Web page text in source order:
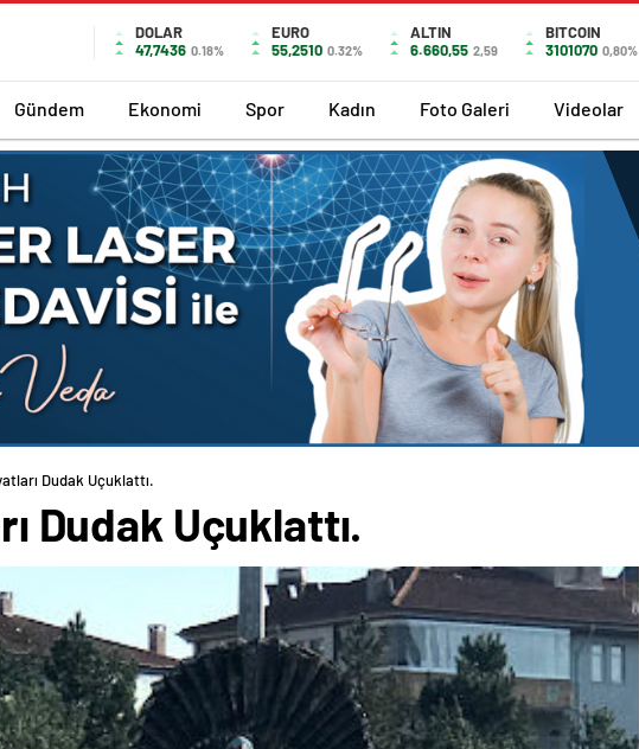
DOLAR
47,7436 0.18%
EURO
55,2510 0.32%
ALTIN
6.660,55 2,59
BITCOIN
3101070 0,80%
Gündem Ekonomi Spor Kadın Foto Galeri Videolar
Dudak Uçuklattı.
Dudak Uçuklattı.